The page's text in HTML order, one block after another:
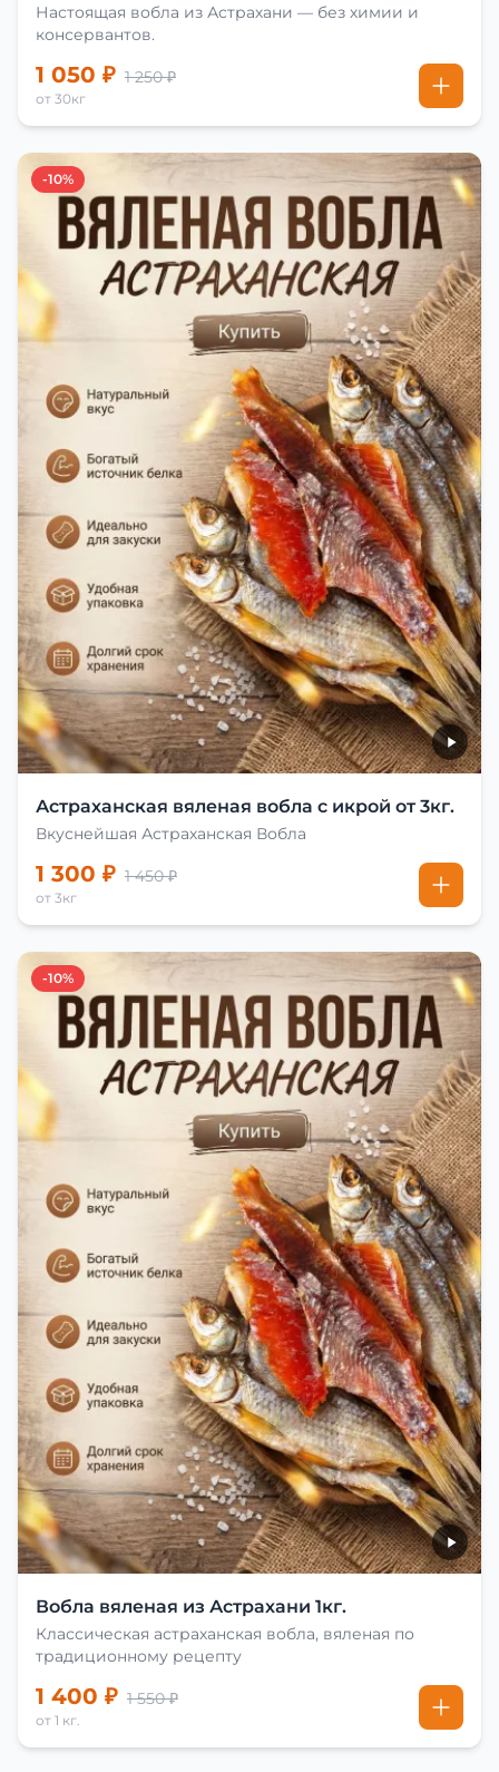
Настоящая вобла из Астрахани — без химии и
консервантов.
1 050 ₽ 1 250 ₽
от 30кг
-10%
Астраханская вяленая вобла с икрой от 3кг.
Вкуснейшая Астраханская Вобла
1 300 ₽ 1 450 ₽
от 3кг
-10%
Вобла вяленая из Астрахани 1кг.
Классическая астраханская вобла, вяленая по
традиционному рецепту
1 400 ₽ 1 550 ₽
от 1 кг.